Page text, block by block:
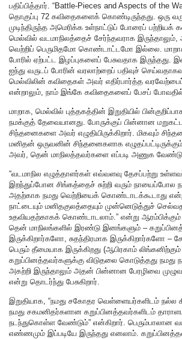
பதிப்பித்தார். “Battle-Pieces and Aspects of the
தொகுப்பு 72 கவிதைகளைக் கொண்டிருந்தது. ஒரு
முடிந்திருந்த அமெரிக்க உள்நாட்டுப் போரைப்
மெல்வில் வடமாநிலத்தைச் சேர்ந்தவராக
வெற்றிப் பெருமிதமோ கொண்டாட்டமோ இல்லை.
போரில் ஏற்பட்ட இழப்புகளைப் பேசுவதாக இருந்தது.
ஐந்து வருடப் போரின் வரலாற்றைப் பதிவுச்
மெல்விலின் கவிதைகள் அவர் எதிர்பார்த்த
என்றாலும், நாம் இங்கே கவிதைகளைப் பேசப்
மாறாக, மெல்வில் புத்தகத்தின் இறுதியில்
நமக்குத் தேவையானது. போருக்குப் பின்னான
சிந்தனைகளை அவர் எழுதியிருக்கிறார். மிகவும்
மனிதன் ஒருவனின் சிந்தனைகளாக
அவர், தென் மாநிலத்தவர்களை எப்படி அணுக வேண்டும்
“வடமாநில எழுத்தாளர்கள் எவ்வளவு தேசப்பற்று
இறந்துப்போன சிங்கத்தைச் சுற்றி வரும் நாயைப்போல
அதற்காக நமது வெற்றியைக் கொண்டாடக்கூடாது
நாட்டையும் மனிதகுலத்தையும் முன்னெடுத்துச்
உதவியதற்காகக் கொண்டாடலாம்.” என்று ஆரம்பிக்கும்
தென் மாநிலங்களில் இரண்டு இனங்களும் –
இருக்கிறார்களோ, சுதந்திரமாக இருக்கிறார்களோ –
பெரும் தீமையாக இருக்கிறது (ஆபிரகாம்
கறுப்பினத்தவர்களுக்கு விடுதலை கொடுத்தது நமது
அகற்றி இருந்தாலும் அதன் பின்னான பேரழிவை
என்று தொடர்ந்து பேசுகிறார்.
இறுதியாக, “நமது சகோதர வெள்ளையர்களிடம் நல்ல
நமது சகமனிதர்களான கறுப்பினத்தவர்களிடம்
நடந்துகொள்ள வேண்டும்” என்கிறார். பெரும்பாலான
எண்ணமும் இப்படியே இருந்தது எனலாம்.